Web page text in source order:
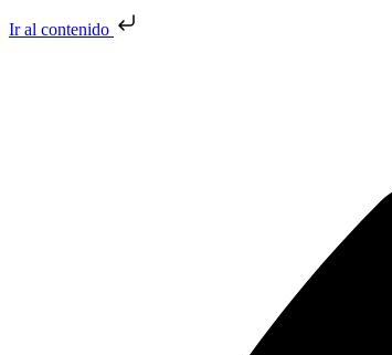
Ir al contenido